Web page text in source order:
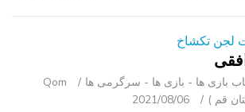
لجن تکشاخ
بازی ها - بازی ها - سرگرمی ‌ها
Qom
قم )
2021/08/06